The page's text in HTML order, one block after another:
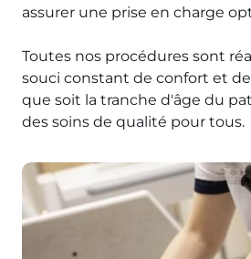
assurer une prise en charge
Toutes nos procédures sont
souci constant de confort et
que soit la tranche d'âge du
des soins de qualité pour tous.